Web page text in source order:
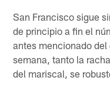
San Francisco sigue
de principio a fin el
antes mencionado
semana, tanto la
del mariscal, se